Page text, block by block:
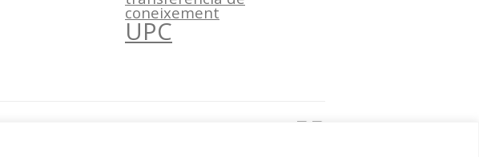
coneixement
UPC